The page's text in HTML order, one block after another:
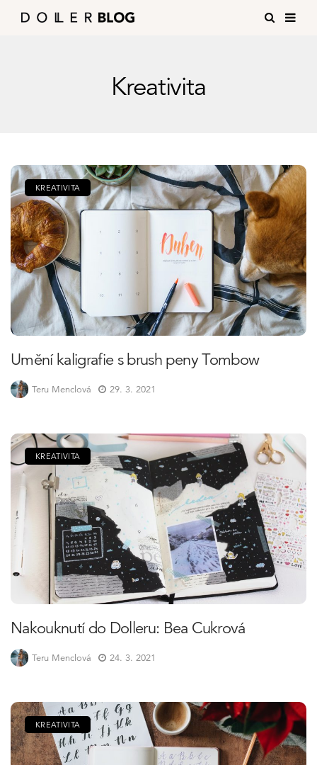
Kreativita
KREATIVITA
Umění kaligrafie s brush peny Tombow
Teru Menclová 29. 3. 2021
KREATIVITA
Nakouknutí do Dolleru: Bea Cukrová
Teru Menclová 24. 3. 2021
KREATIVITA